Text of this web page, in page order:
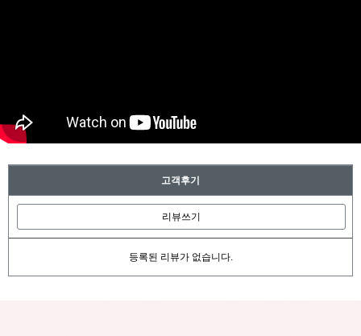
고객후기
리뷰쓰기
등록된 리뷰가 없습니다.